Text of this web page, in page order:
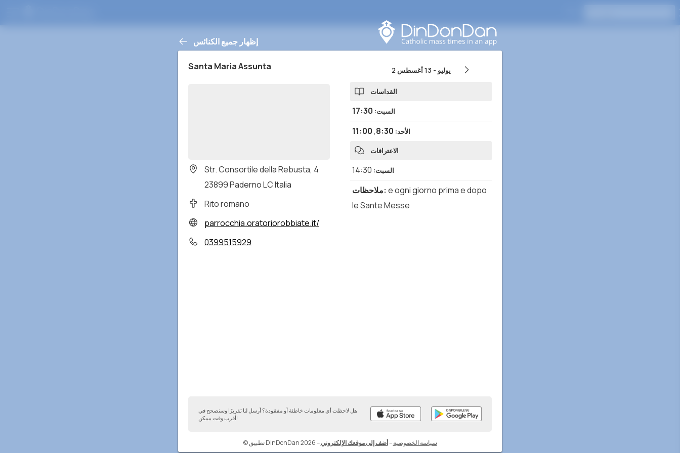
إظهار جميع الكنائس
Santa Maria Assunta
Str. Consortile della Rebusta, 4
23899 Paderno LC Italia
Rito romano
parrocchia.oratoriorobbiate.it/
0399515929
2 يوليو -13 أغسطس
القداسات
السبت:
17:30
الأحد:
8:30
,
11:00
الاعترافات
السبت:
14:30
ملاحظات: e ogni giorno prima e dopo
le Sante Messe
هل لاحظت أي معلومات خاطئة أو مفقودة؟ أرسل لنا تقريرًا وسنصحح في
أقرب وقت ممكن!
© تطبيق DinDonDan 2026– سياسة الخصوصية –أضف إلى موقعك الإلكتروني